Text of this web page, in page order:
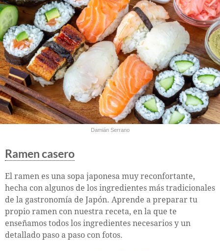
Damián Serrano
Ramen casero
El ramen es una sopa japonesa muy reconfortante,
hecha con algunos de los ingredientes más tradicionales
de la gastronomía de Japón. Aprende a preparar tu
propio ramen con nuestra receta, en la que te
enseñamos todos los ingredientes necesarios y un
detallado paso a paso con fotos.